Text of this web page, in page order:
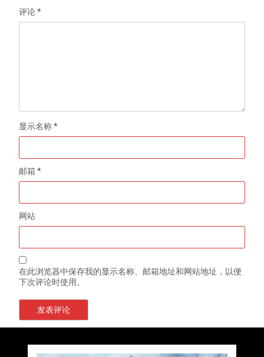
评论*
显示名称*
邮箱*
网站
在此浏览器中保存我的显示名称、邮箱地址和网站地址，以便
下次评论时使用。